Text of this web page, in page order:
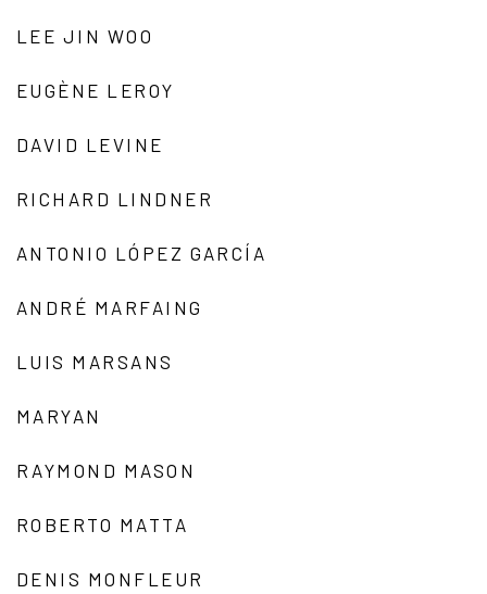
LEE JIN WOO
EUGÈNE LEROY
DAVID LEVINE
RICHARD LINDNER
ANTONIO LÓPEZ GARCÍA
ANDRÉ MARFAING
LUIS MARSANS
MARYAN
RAYMOND MASON
ROBERTO MATTA
DENIS MONFLEUR